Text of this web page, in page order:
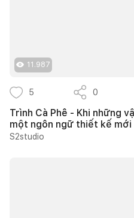
11.987
5 0
Trình Cà Phê - Khi những
một ngôn ngữ thiết kế mới
S2studio